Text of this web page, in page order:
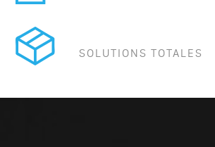
SOLUTIONS TOTALES